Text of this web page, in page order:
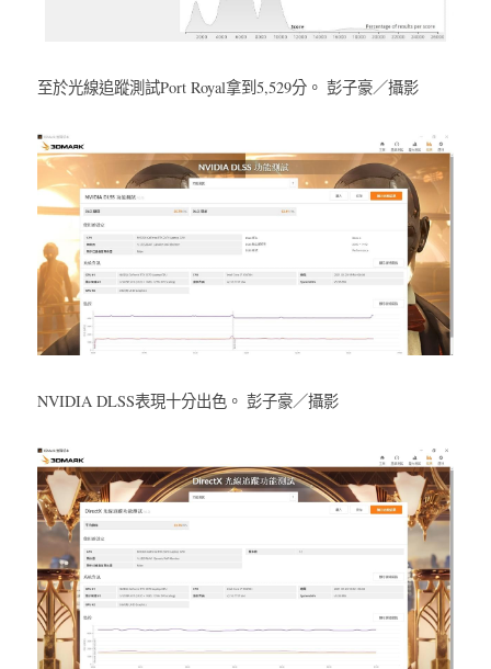
至於光線追蹤測試Port Royal拿到5,529分。 彭子豪／攝影
NVIDIA DLSS表現十分出色。 彭子豪／攝影